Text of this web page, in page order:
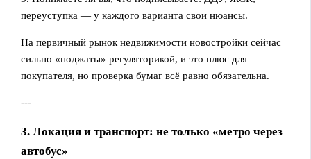
переуступка — у каждого варианта свои нюансы.
На первичный рынок недвижимости новостройки сейчас
сильно «поджаты» регуляторикой, и это плюс для
покупателя, но проверка бумаг всё равно обязательна.
---
3. Локация и транспорт: не только «метро через
автобус»